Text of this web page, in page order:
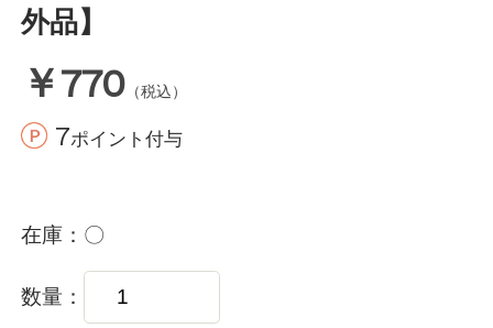
外品】
￥770 （税込）
7ポイント付与
在庫 〇
数量